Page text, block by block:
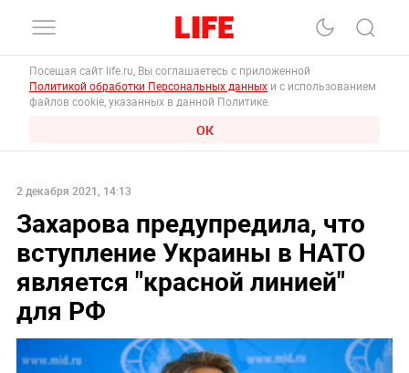
Посещая сайт life.ru, Вы соглашаетесь с приложенной
Политикой обработки Персональных данных и с использованием
файлов cookie, указанных в данной Политике.
ОК
2 декабря 2021, 14:13
Захарова предупредила, что
вступление Украины в НАТО
является "красной линией"
для РФ